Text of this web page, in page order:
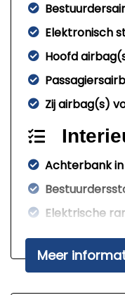
Elektronisch
Hoofd
Zij airbag(s)
Achterbank
Elektrische
Stuur
Meer